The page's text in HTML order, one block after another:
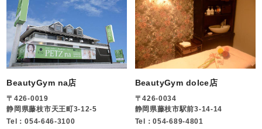
BeautyGym na店
〒426-0019
静岡県藤枝市天王町3-12-5
Tel：054-646-3100
BeautyGym dolce店
〒426-0034
静岡県藤枝市駅前3-14-14
Tel：054-689-4801